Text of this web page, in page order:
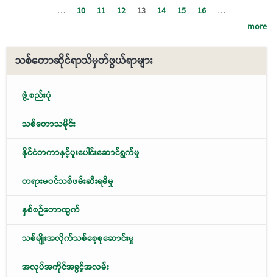
… 10 11 12 13 14 15 16
…
more
သစ်တောဆိုင်ရာသိမှတ်ဖွယ်ရာများ
ဖွဲ့စည်းပုံ
သစ်တောသမိုင်း
နိုင်ငံတကာနှင့်ပူးပေါင်းဆောင်ရွက်မှု
တရားမဝင်သစ်ဖမ်းဆီးရမိမှု
နှစ်စဉ်တောထွက်
သစ်မျိုးအလိုက်သစ်စေ့စုဆောင်းမှု
အလုပ်အကိုင်အခွင့်အလမ်း